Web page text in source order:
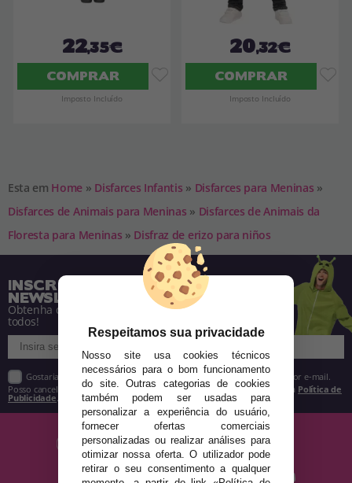
22,35€
COMPRAR
Imposto Incluído
20,32€
COMPRAR
Imposto Incluído
Esta em Home » Disfarces Infantis » Disfarces para Meninas »
Disfarces de Animais para Meninas » Disfarces de Animais da
Floresta para Meninas » Disfraz de erizo para niños
INSCREVA-SE NA NOSSA
NEWSLETTER
Obtenha descontos e saiba de tudo antes de
todos!
Gostaria de receber descontos exclusivos, novidades e tendências por e-mail.
Posso cancelar a inscrição a qualquer momento, conforme estipulado na Política de
Publicidade
Respeitamos sua privacidade
Nosso site usa cookies técnicos
necessários para o bom funcionamento
do site. Outras categorias de cookies
também podem ser usadas para
personalizar a experiência do usuário,
fornecer ofertas comerciais
personalizadas ou realizar análises para
otimizar nossa oferta. O utilizador pode
retirar o seu consentimento a qualquer